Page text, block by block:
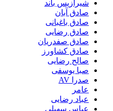
شیرازیس باند
صادق آبان
صادق باغبانی
صادق رضایی
صادق صفدریان
صادق کشاورز
صالح رضایی
صبا یوسفی
صدرا AV
عامر
عباد رضایی
عباس سهیلی